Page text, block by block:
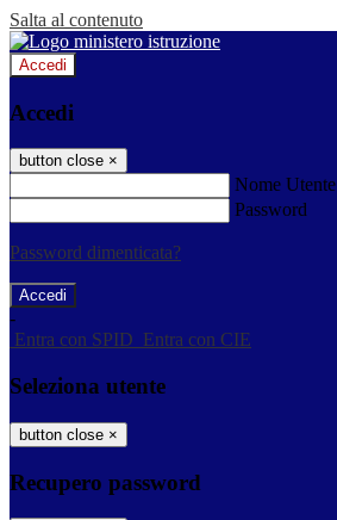
Salta al contenuto
Accedi
Accedi
button close ×
Nome Utente
Password
Password dimenticata?
-
Entra con SPID Entra con CIE
Seleziona utente
button close ×
Recupero password